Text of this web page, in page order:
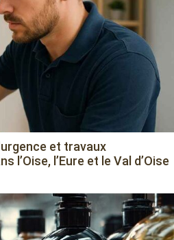
et travaux
l’Oise, l’Eure et le Val d’Oise